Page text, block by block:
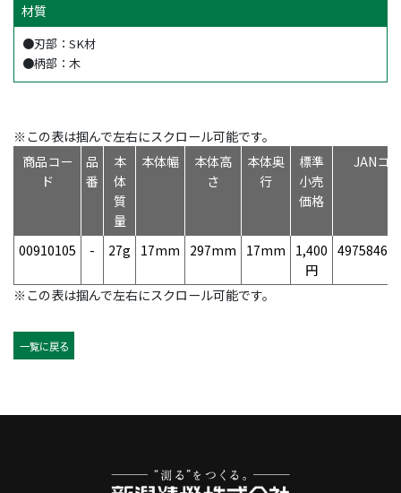
材質
●刃部：SK材
●柄部：木
※この表は掴んで左右にスクロール可能です。
商品コー
ド
品
番
本
体
質
量
本体幅
本体高
さ
本体奥
行
標準
小売
価格
JANコ
00910105 - 27g 17mm 297mm 17mm
1,400
円
※この表は掴んで左右にスクロール可能です。
一覧に戻る